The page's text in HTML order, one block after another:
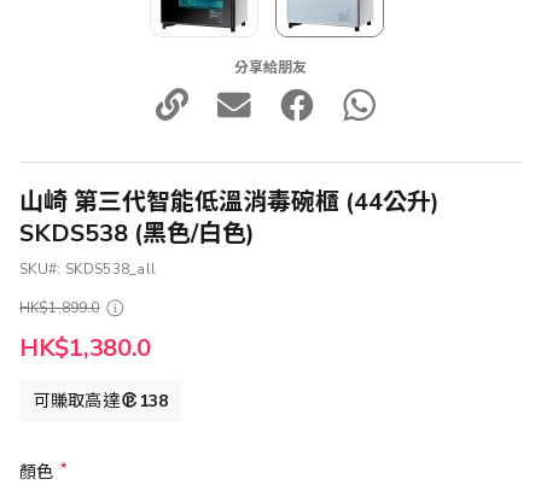
分享給朋友
山崎 第三代智能低溫消毒碗櫃 (44公升)
SKDS538 (黑色/白色)
SKU
SKDS538_all
HK$1,899.0
HK$1,380.0
可賺取高達 138
顏色